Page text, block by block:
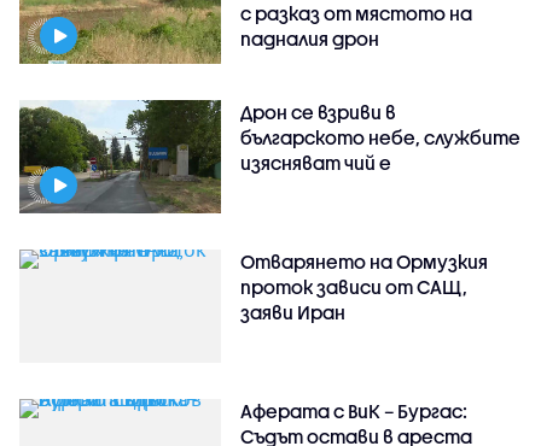
с разказ от мястото на
падналия дрон
Дрон се взриви в
българското небе, службите
изясняват чий е
Отварянето на Ормузкия
проток зависи от САЩ,
заяви Иран
Аферата с ВиК – Бургас:
Съдът остави в ареста